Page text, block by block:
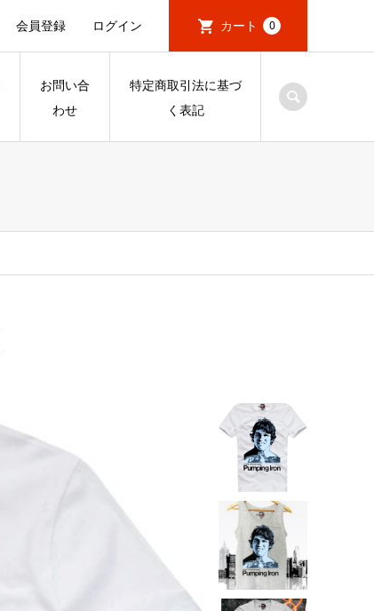
会員登録 ログイン カート 0
お問い合
わせ
特定商取引法に基づ
く表記